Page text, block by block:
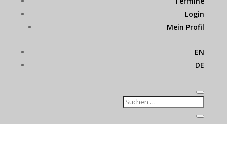
Login
Mein Profil
EN
DE